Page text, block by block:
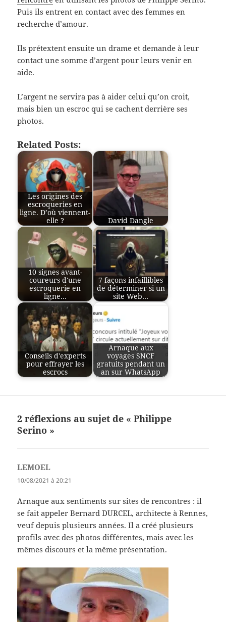
Puis ils entrent en contact avec des femmes en
recherche d’amour.
Ils prétextent ensuite un drame et demande à leur
contact une somme d’argent pour leurs venir en
aide.
L’argent ne servira pas à aider celui qu’on croit,
mais bien un escroc qui se cachent derrière ses
photos.
Related Posts:
Les origines des
escroqueries en
ligne. D’où viennent-
elle ?
David Dangle
10 signes avant-
coureurs d'une
escroquerie en
ligne…
7 façons infaillibles
de déterminer si un
site Web…
Conseils d'experts
pour effrayer les
escrocs
Arnaque aux
voyages SNCF
gratuits pendant un
an sur WhatsApp
2 réflexions au sujet de « Philippe
Serino »
LEMOEL
10/08/2021 à 20:21
Arnaque aux sentiments sur sites de rencontres : il
se fait appeler Bernard DURCEL, architecte à Rennes,
veuf depuis plusieurs années. Il a créé plusieurs
profils avec des photos différentes, mais avec les
mêmes discours et la même présentation.